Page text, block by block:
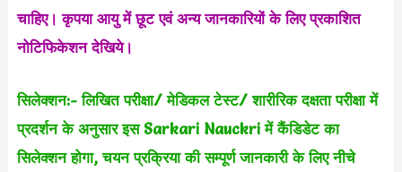
चाहिए। कृपया आयु में छूट एवं अन्य जानकारियों के लिए प्रकाशित
नोटिफिकेशन देखिये।
सिलेक्शन:- लिखित परीक्षा/ मेडिकल टेस्ट/ शारीरिक दक्षता परीक्षा में
प्रदर्शन के अनुसार इस Sarkari Nauckri में कैंडिडेट का
सिलेक्शन होगा, चयन प्रक्रिया की सम्पूर्ण जानकारी के लिए नीचे